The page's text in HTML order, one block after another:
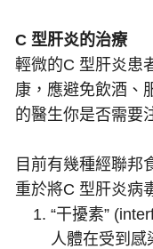
C 型肝炎的治療
輕微的C 型肝炎患
康，應避免飲酒、
的醫生你是否需要
目前有幾種經聯邦
重於將C 型肝炎病
“干擾素”
人體在受到感